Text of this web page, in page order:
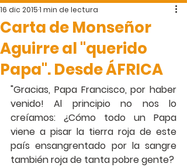
Carta de Monseñor
Aguirre al "querido
Papa". Desde ÁFRICA
16 dic 20151 min de lectura
"Gracias, Papa Francisco, por haber
venido! Al principio no nos lo
creíamos: ¿Cómo todo un Papa
viene a pisar la tierra roja de este
país ensangrentado por la sangre
también roja de tanta pobre gente?